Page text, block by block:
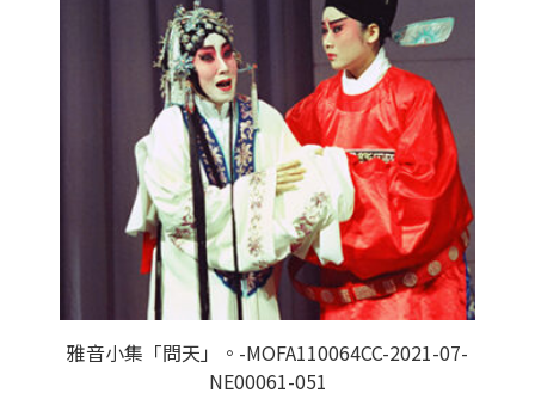
雅音小集「問天」。-MOFA110064CC-2021-07-
NE00061-051